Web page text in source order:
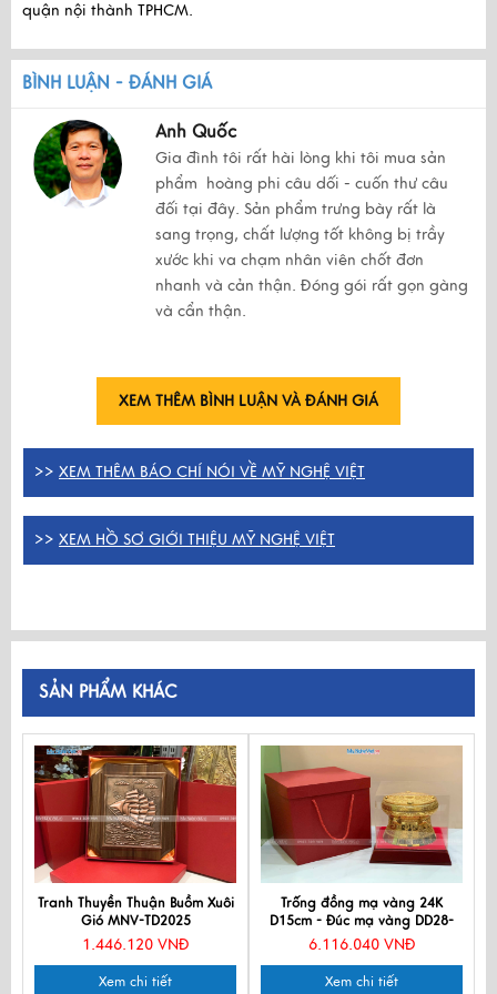
quận nội thành TPHCM.
BÌNH LUẬN - ĐÁNH GIÁ
Anh Quốc
Gia đình tôi rất hài lòng khi tôi mua sản
phẩm hoàng phi câu dối - cuốn thư câu
đối tại đây. Sản phẩm trưng bày rất là
sang trọng, chất lượng tốt không bị trầy
xước khi va chạm nhân viên chốt đơn
nhanh và cản thận. Đóng gói rất gọn gàng
và cẩn thận.
XEM THÊM BÌNH LUẬN VÀ ĐÁNH GIÁ
>> XEM THÊM BÁO CHÍ NÓI VỀ MỸ NGHỆ VIỆT
>> XEM HỒ SƠ GIỚI THIỆU MỸ NGHỆ VIỆT
SẢN PHẨM KHÁC
Tranh Thuyền Thuận Buồm Xuôi
Gió MNV-TD2025
1.446.120 VNĐ
Xem chi tiết
Trống đồng mạ vàng 24K
D15cm - Đúc mạ vàng DD28-
15D
6.116.040 VNĐ
Xem chi tiết